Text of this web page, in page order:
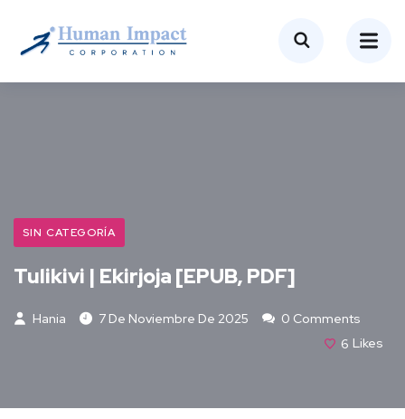
SIN CATEGORÍA
Tulikivi | Ekirjoja [EPUB, PDF]
Hania 7 De Noviembre De 2025
0 Comments
6 Likes